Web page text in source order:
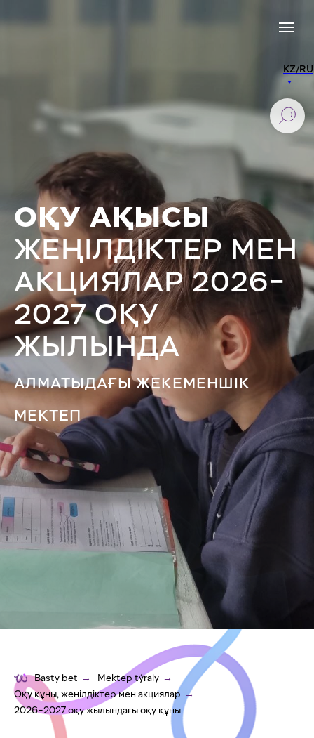
KZ/RU
ОҚУ АҚЫСЫ
ЖЕҢІЛДІКТЕР МЕН
АКЦИЯЛАР 2026–
2027 ОҚУ
ЖЫЛЫНДА
АЛМАТЫДАҒЫ ЖЕКЕМЕНШІК
МЕКТЕП
Basty bet → Mektep týraly →
Оқу құны, жеңілдіктер мен акциялар →
2026–2027 оқу жылындағы оқу құны